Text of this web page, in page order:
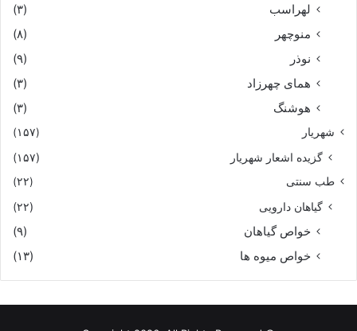
لهراسب
(۳)
منوچهر
(۸)
نوذر
(۹)
هماى چهرزاد
(۳)
هوشنگ
(۳)
شهریار (۱۵۷)
گزیده اشعار شهریار (۱۵۷)
طب سنتی (۲۲)
گیاهان دارویی (۲۲)
خواص گیاهان
(۹)
خواص میوه ها
(۱۳)